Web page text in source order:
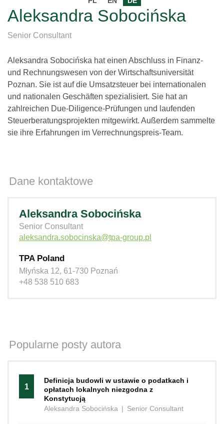
Aleksandra Sobocińska
Senior Consultant
Aleksandra Sobocińska hat einen Abschluss in Finanz-
und Rechnungswesen von der Wirtschaftsuniversität
Poznan. Sie ist auf die Umsatzsteuer bei internationalen
und nationalen Geschäften spezialisiert. Sie hat an
zahlreichen Due-Diligence-Prüfungen und laufenden
Steuerberatungsprojekten mitgewirkt. Außerdem sammelte
sie ihre Erfahrungen im Verrechnungspreis-Team.
Dane kontaktowe
Aleksandra Sobocińska
Senior Consultant
aleksandra.sobocinska@tpa-group.pl
TPA Poland
Młyńska 12, 61-730 Poznań
+48 538 510 683
Popularne posty autora
1
Definicja budowli w ustawie o podatkach i
opłatach lokalnych niezgodna z
Konstytucją
Aleksandra Sobocińska | Senior Consultant